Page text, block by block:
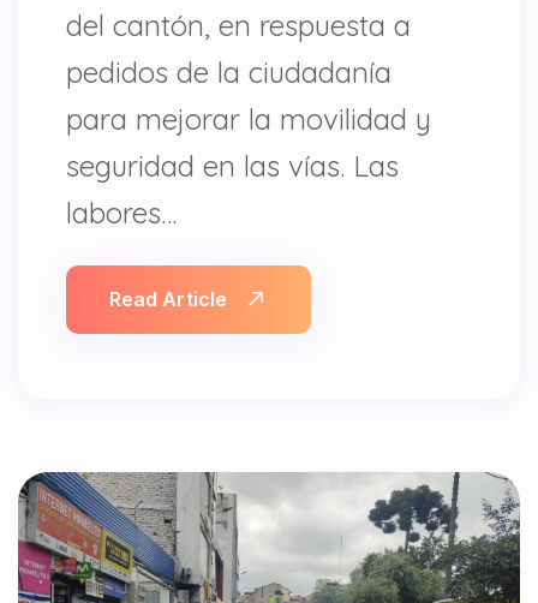
del cantón, en respuesta a
pedidos de la ciudadanía
para mejorar la movilidad y
seguridad en las vías. Las
labores…
Read Article